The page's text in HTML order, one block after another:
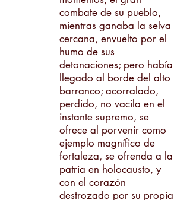
combate de su pueblo,
mientras ganaba la selva
cercana, envuelto por el
humo de sus
detonaciones; pero había
llegado al borde del alto
barranco; acorralado,
perdido, no vacila en el
instante supremo, se
ofrece al porvenir como
ejemplo magnífico de
fortaleza, se ofrenda a la
patria en holocausto, y
con el corazón
destrozado por su propia